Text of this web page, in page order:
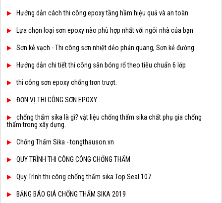
Hướng dẫn cách thi công epoxy tầng hầm hiệu quả và an toàn
Lựa chọn loại sơn epoxy nào phù hợp nhất với ngôi nhà của bạn
Sơn kẻ vạch - Thi công sơn nhiệt dẻo phản quang, Sơn kẻ đường
Hướng dẫn chi tiết thi công sân bóng rổ theo tiêu chuẩn 6 lớp
thi công sơn epoxy chống trơn trượt.
ĐƠN VỊ THI CÔNG SƠN EPOXY
chống thấm sika là gì? vật liệu chống thấm sika chất phụ gia chống
thấm trong xây dựng.
Chống Thấm Sika - tongthauson.vn
QUY TRÌNH THI CÔNG CÔNG CHỐNG THẤM
Quy Trình thi công chống thấm sika Top Seal 107
BẢNG BÁO GIÁ CHỐNG THẤM SIKA 2019